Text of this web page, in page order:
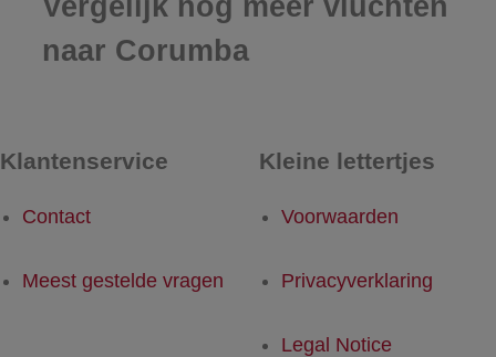
Vergelijk nog meer vluchten
naar Corumba
Klantenservice
Contact
Meest gestelde vragen
Kleine lettertjes
Voorwaarden
Privacyverklaring
Legal Notice